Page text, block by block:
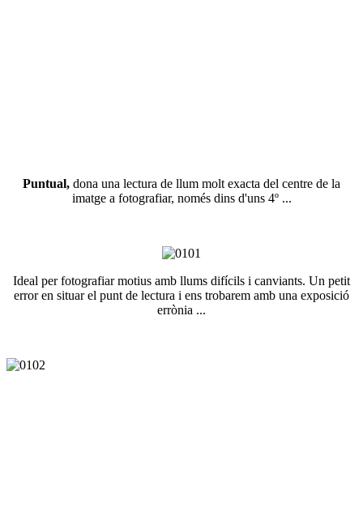
Puntual, dona una lectura de llum molt exacta del centre de la
imatge a fotografiar, només dins d'uns 4º ...
Ideal per fotografiar motius amb llums difícils i canviants. Un petit
error en situar el punt de lectura i ens trobarem amb una exposició
errònia ...